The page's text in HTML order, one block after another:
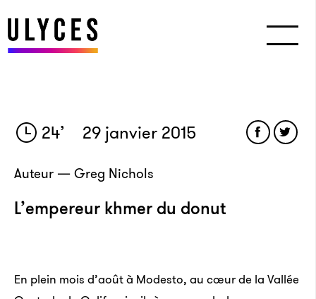
24’ 29 janvier 2015
Auteur — Greg Nichols
L’empereur khmer du donut
En plein mois d’août à Modesto, au cœur de la Vallée